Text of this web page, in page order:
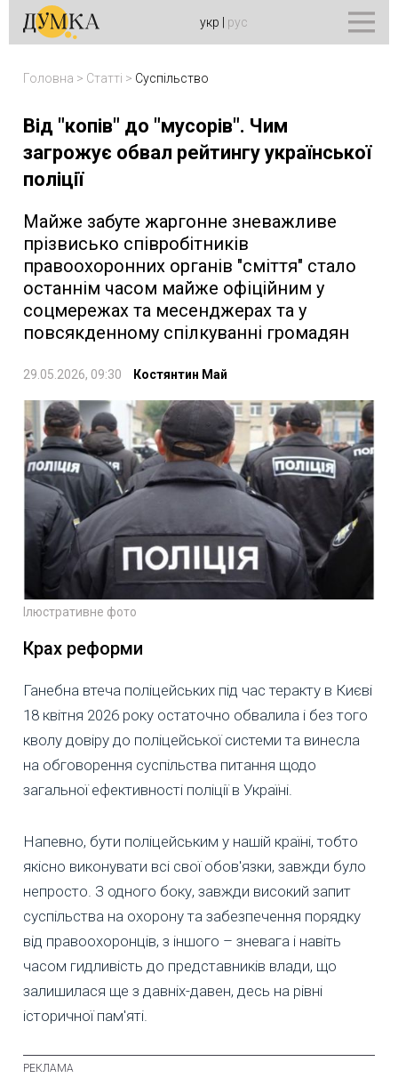
укр рус
Головна > Статті > Суспільство
Від "копів" до "мусорів". Чим
загрожує обвал рейтингу української
поліції
Майже забуте жаргонне зневажливе
прізвисько співробітників
правоохоронних органів "сміття" стало
останнім часом майже офіційним у
соцмережах та месенджерах та у
повсякденному спілкуванні громадян
29.05.2026, 09:30 Костянтин Май
Ілюстративне фото
Крах реформи
Ганебна втеча поліцейських під час теракту в Києві
18 квітня 2026 року остаточно обвалила і без того
кволу довіру до поліцейської системи та винесла
на обговорення суспільства питання щодо
загальної ефективності поліції в Україні.
Напевно, бути поліцейським у нашій країні, тобто
якісно виконувати всі свої обов'язки, завжди було
непросто. З одного боку, завжди високий запит
суспільства на охорону та забезпечення порядку
від правоохоронців, з іншого – зневага і навіть
часом гидливість до представників влади, що
залишилася ще з давніх-давен, десь на рівні
історичної пам'яті.